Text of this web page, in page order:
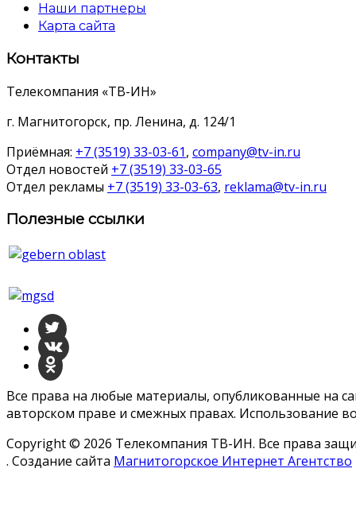
Наши партнеры
Карта сайта
Контакты
Телекомпания «ТВ-ИН»
г. Магнитогорск, пр. Ленина, д. 124/1
Приёмная: +7 (3519) 33-03-61, company@tv-in.ru
Отдел новостей +7 (3519) 33-03-65
Отдел рекламы +7 (3519) 33-03-63, reklama@tv-in.ru
Полезные ссылки
Все права на любые материалы, опубликованные на
авторском праве и смежных правах. Использование
Copyright © 2026 Телекомпания ТВ-ИН. Все права
. Создание сайта Магнитогорское Интернет Агентство